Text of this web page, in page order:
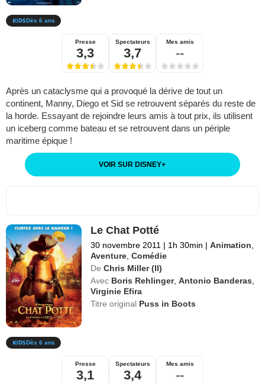
Dès 6 ans
Presse
3,3
Spectateurs
3,7
Mes amis
--
Après un cataclysme qui a provoqué la dérive de tout un
continent, Manny, Diego et Sid se retrouvent séparés du reste de
la horde. Essayant de rejoindre leurs amis à tout prix, ils utilisent
un iceberg comme bateau et se retrouvent dans un périple
maritime épique !
VOIR SUR DISNEY+
Le Chat Potté
30 novembre 2011 | 1h 30min | Animation
Aventure ,Comédie
De Chris Miller (II)
Avec Boris Rehlinger,Antonio Banderas
Virginie Efira
Titre original Puss in Boots
Dès 6 ans
Presse
3,1
Spectateurs
3,4
Mes amis
--